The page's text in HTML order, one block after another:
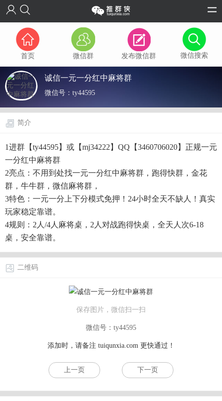
首页 微信群 发布微信群 微信搜索
诚信一元一分红中麻将群
微信号： ty44595
简介
1进群【ty44595】或【mj34222】QQ【3460706020】正规一元
一分红中麻将群
2亮点：不用到处找一元一分红中麻将群，跑得快群，金花
群，牛牛群，微信麻将群，
3特色：一元一分上下分模式免押！24小时全天不缺人！真实
玩家稳定靠谱。
4规则：2人/4人麻将桌，2人对战跑得快桌，全天人次6-18
桌，安全靠谱。
二维码
保存图片，微信扫一扫
微信号：ty44595
添加时，请备注 tuiqunxia.com更快通过！
上一页 下一页